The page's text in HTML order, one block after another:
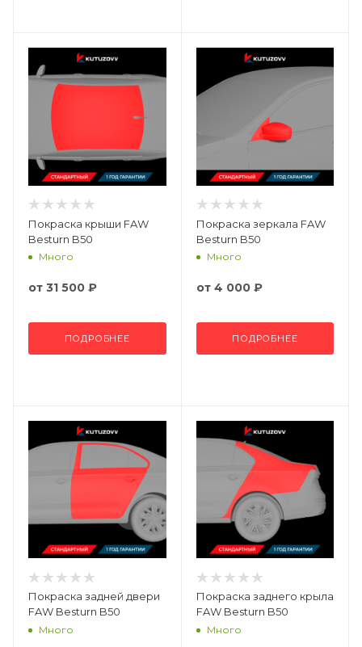
Покраска крыши FAW
Besturn B50
Много
от 31 500 ₽
ПОДРОБНЕЕ
Покраска зеркала FAW
Besturn B50
Много
от 4 000 ₽
ПОДРОБНЕЕ
Покраска задней двери
FAW Besturn B50
Много
Покраска заднего крыла
FAW Besturn B50
Много